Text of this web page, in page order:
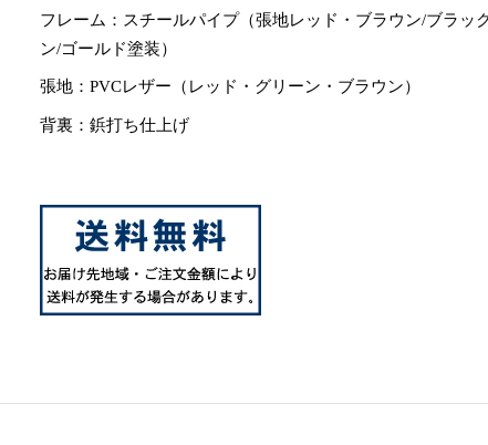
フレーム：スチールパイプ（張地レッド・ブラウン/ブラッ
ン/ゴールド塗装）
張地：PVCレザー（レッド・グリーン・ブラウン）
背裏：鋲打ち仕上げ